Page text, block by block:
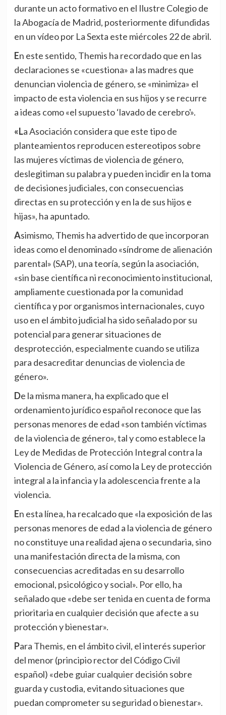
durante un acto formativo en el Ilustre Colegio de
la Abogacía de Madrid, posteriormente difundidas
en un vídeo por La Sexta este miércoles 22 de abril.
En este sentido, Themis ha recordado que en las
declaraciones se «cuestiona» a las madres que
denuncian violencia de género, se «minimiza» el
impacto de esta violencia en sus hijos y se recurre
a ideas como «el supuesto ‘lavado de cerebro'».
«La Asociación considera que este tipo de
planteamientos reproducen estereotipos sobre
las mujeres víctimas de violencia de género,
deslegitiman su palabra y pueden incidir en la toma
de decisiones judiciales, con consecuencias
directas en su protección y en la de sus hijos e
hijas», ha apuntado.
Asimismo, Themis ha advertido de que incorporan
ideas como el denominado «síndrome de alienación
parental» (SAP), una teoría, según la asociación,
«sin base científica ni reconocimiento institucional,
ampliamente cuestionada por la comunidad
científica y por organismos internacionales, cuyo
uso en el ámbito judicial ha sido señalado por su
potencial para generar situaciones de
desprotección, especialmente cuando se utiliza
para desacreditar denuncias de violencia de
género».
De la misma manera, ha explicado que el
ordenamiento jurídico español reconoce que las
personas menores de edad «son también víctimas
de la violencia de género», tal y como establece la
Ley de Medidas de Protección Integral contra la
Violencia de Género, así como la Ley de protección
integral a la infancia y la adolescencia frente a la
violencia.
En esta línea, ha recalcado que «la exposición de las
personas menores de edad a la violencia de género
no constituye una realidad ajena o secundaria, sino
una manifestación directa de la misma, con
consecuencias acreditadas en su desarrollo
emocional, psicológico y social». Por ello, ha
señalado que «debe ser tenida en cuenta de forma
prioritaria en cualquier decisión que afecte a su
protección y bienestar».
Para Themis, en el ámbito civil, el interés superior
del menor (principio rector del Código Civil
español) «debe guiar cualquier decisión sobre
guarda y custodia, evitando situaciones que
puedan comprometer su seguridad o bienestar».